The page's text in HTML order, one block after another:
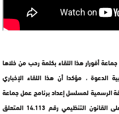
أفورار هذا اللقاء بكلمة رحب من خلاها
الدعوة ، مؤكدا أن هذا اللقاء الإخباري
الرسمية لمسلسل إعداد برنامج عمل جماعة
أفورار برسم الفترة 2017-2022 بناء على القانون التنظيمي رقم 14.113 المتعلق